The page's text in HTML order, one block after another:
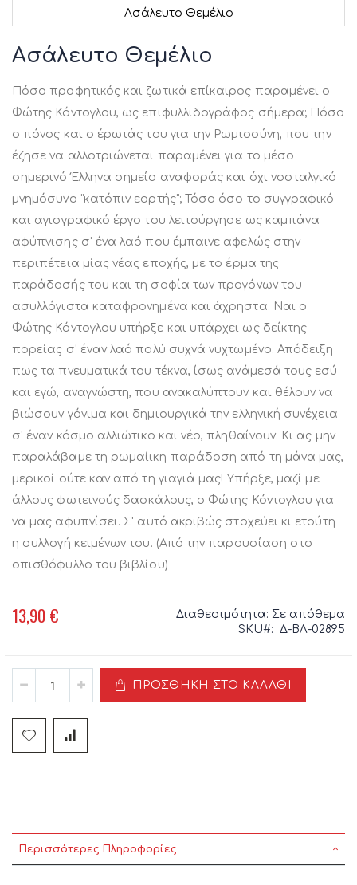
Ασάλευτο Θεμέλιο
στην
αρχή
συλλογής
εικόνων
Ασάλευτο Θεμέλιο
Πόσο προφητικός και ζωτικά επίκαιρος παραμένει ο
Φώτης Κόντογλου, ως επιφυλλιδογράφος σήμερα; Πόσο
ο πόνος και ο έρωτάς του για την Ρωμιοσύνη, που την
έζησε να αλλοτριώνεται παραμένει για το μέσο
σημερινό Έλληνα σημείο αναφοράς και όχι νοσταλγικό
μνημόσυνο "κατόπιν εορτής"; Τόσο όσο το συγγραφικό
και αγιογραφικό έργο του λειτούργησε ως καμπάνα
αφύπνισης σ' ένα λαό που έμπαινε αφελώς στην
περιπέτεια μίας νέας εποχής, με το έρμα της
παράδοσής του και τη σοφία των προγόνων του
ασυλλόγιστα καταφρονημένα και άχρηστα. Ναι ο
Φώτης Κόντογλου υπήρξε και υπάρχει ως δείκτης
πορείας σ' έναν λαό πολύ συχνά νυχτωμένο. Απόδειξη
πως τα πνευματικά του τέκνα, ίσως ανάμεσά τους εσύ
και εγώ, αναγνώστη, που ανακαλύπτουν και θέλουν να
βιώσουν γόνιμα και δημιουργικά την ελληνική συνέχεια
σ' έναν κόσμο αλλιώτικο και νέο, πληθαίνουν. Κι ας μην
παραλάβαμε τη ρωμαίικη παράδοση από τη μάνα μας,
μερικοί ούτε καν από τη γιαγιά μας! Υπήρξε, μαζί με
άλλους φωτεινούς δασκάλους, ο Φώτης Κόντογλου για
να μας αφυπνίσει. Σ' αυτό ακριβώς στοχεύει κι ετούτη
η συλλογή κειμένων του. (Από την παρουσίαση στο
οπισθόφυλλο του βιβλίου)
13,90 € Διαθεσιμότητα: Σε απόθεμα
SKU
Δ-ΒΛ-02895
ΠΡΟΣΘΉΚΗ ΣΤΟ ΚΑΛΆΘΙ
Περισσότερες Πληροφορίες